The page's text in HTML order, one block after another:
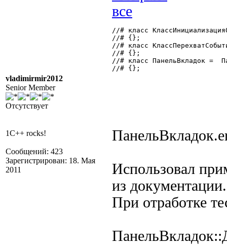
vladimirmir2012
Senior Member
Отсутствует
1C++ rocks!
Сообщений: 423
Зарегистрирован: 18. Мая
2011
//# класс
//# {};
//# класс
//# {};
//# класс ПанельВкладок =
//# {};
Использовал
из документации.
При отработке